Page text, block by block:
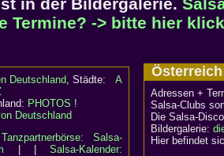
Termine? -> bitte hier
Deutschland, Städte: A
PHOTOS !
Deutschland
Tanzpartnerbörse: Salsa-
| |Salsa-Kalender:
Adressen +
Salsa-Clubs
Die Salsa-
Bildergalerie:
Hier befindet